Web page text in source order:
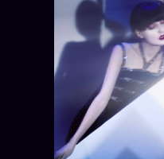
À propos
Founders
Équipe